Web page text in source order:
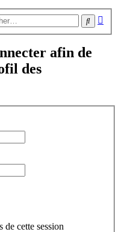
afin de
des
de cette session